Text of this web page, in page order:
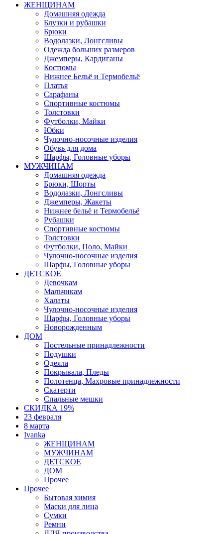
ЖЕНЩИНАМ
Домашняя одежда
Блузки и рубашки
Брюки
Водолазки, Лонгсливы
Одежда больших размеров
Джемперы, Кардиганы
Костюмы
Нижнее Бельё и Термобельё
Платья
Сарафаны
Спортивные костюмы
Толстовки
Футболки, Майки
Юбки
Чулочно-носочные изделия
Обувь для дома
Шарфы, Головные уборы
МУЖЧИНАМ
Домашняя одежда
Брюки, Шорты
Водолазки, Лонгсливы
Джемперы, Жакеты
Нижнее бельё и Термобельё
Рубашки
Спортивные костюмы
Толстовки
Футболки, Поло, Майки
Чулочно-носочные изделия
Шарфы, Головные уборы
ДЕТСКОЕ
Девочкам
Мальчикам
Халаты
Чулочно-носочные изделия
Шарфы, Головные уборы
Новорожденным
ДОМ
Постельные принадлежности
Подушки
Одеяла
Покрывала, Пледы
Полотенца, Махровые принадлежности
Скатерти
Спальные мешки
СКИДКА 19%
23 февраля
8 марта
Ivanka
ЖЕНЩИНАМ
МУЖЧИНАМ
ДЕТСКОЕ
ДОМ
Прочее
Прочее
Бытовая химия
Маски для лица
Сумки
Ремни